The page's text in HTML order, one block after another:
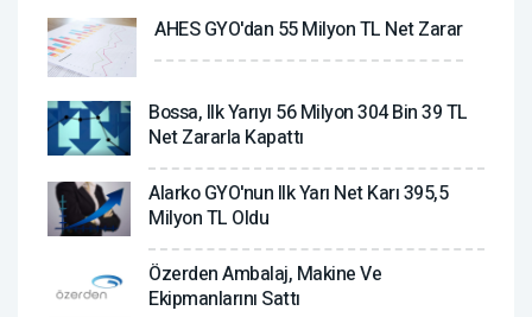
AHES GYO'dan 55 Milyon TL Net Zarar
Bossa, Ilk Yarıyı 56 Milyon 304 Bin 39 TL
Net Zararla Kapattı
Alarko GYO'nun Ilk Yarı Net Karı 395,5
Milyon TL Oldu
Özerden Ambalaj, Makine Ve
Ekipmanlarını Sattı